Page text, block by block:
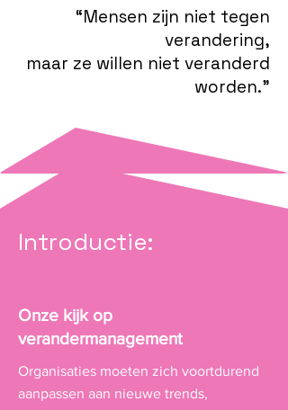
“Mensen zijn niet tegen
verandering,
maar ze willen niet veranderd
worden.”
Introductie:
Onze kijk op
verandermanagement
Organisaties moeten zich voortdurend
aanpassen aan nieuwe trends,